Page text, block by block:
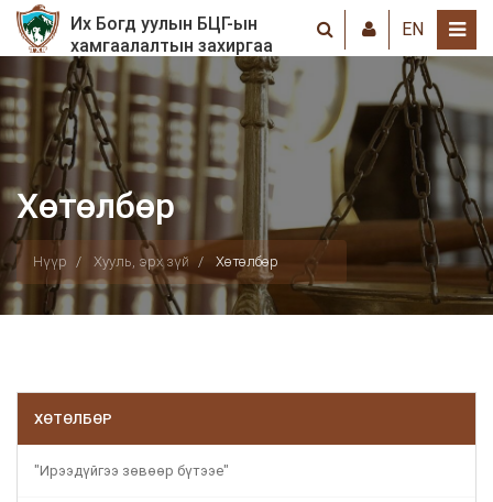
Их Богд уулын БЦГ-ын
хамгаалалтын захиргаа
EN
Хөтөлбөр
Нүүр Хууль, эрх зүй Хөтөлбөр
ХӨТӨЛБӨР
"Ирээдүйгээ зөвөөр бүтээе"